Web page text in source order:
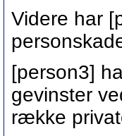
Videre har
[person3]
gevinster
række